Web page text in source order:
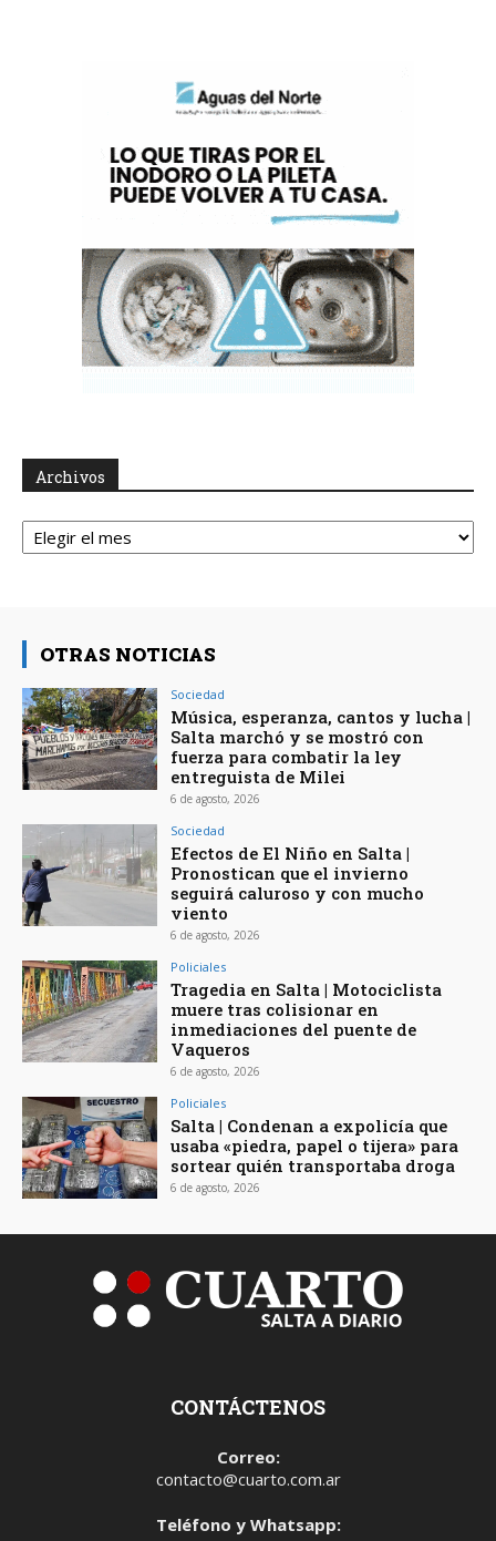
Archivos
Archivos
OTRAS NOTICIAS
Sociedad
Música, esperanza, cantos y lucha |
Salta marchó y se mostró con
fuerza para combatir la ley
entreguista de Milei
6 de agosto, 2026
Sociedad
Efectos de El Niño en Salta |
Pronostican que el invierno
seguirá caluroso y con mucho
viento
6 de agosto, 2026
Policiales
Tragedia en Salta | Motociclista
muere tras colisionar en
inmediaciones del puente de
Vaqueros
6 de agosto, 2026
Policiales
Salta | Condenan a expolicía que
usaba «piedra, papel o tijera» para
sortear quién transportaba droga
6 de agosto, 2026
CONTÁCTENOS
Correo:
contacto@cuarto.com.ar
Teléfono y Whatsapp: